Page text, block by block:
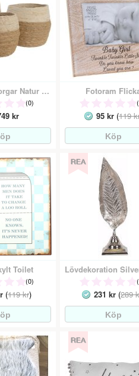
Förvaringskorgar Natur Ovala
(0)
kr
Fotoram
95 kr(119
Toilet
(0)
(119 kr) 231 kr (289